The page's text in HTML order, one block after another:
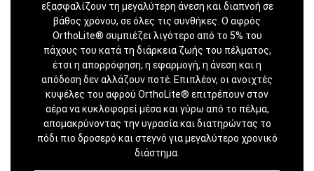
εξασφαλίζουν τη μεγαλύτερη άνεση και διαπνοή σε
βάθος χρόνου, σε όλες τις συνθήκες. Ο αφρός
OrthoLite® συμπιέζει λιγότερο από το 5% του
πάχους του κατά τη διάρκεια ζωής του πέλματος,
έτσι η απορρόφηση, η εφαρμογή, η άνεση και η
απόδοση δεν αλλάζουν ποτέ. Επιπλέον, οι ανοιχτές
κυψέλες του αφρού OrthoLite® επιτρέπουν στον
αέρα να κυκλοφορεί μέσα και γύρω από το πέλμα,
απομακρύνοντας την υγρασία και διατηρώντας το
πόδι πιο δροσερό και στεγνό για μεγαλύτερο χρονικό
διάστημα.